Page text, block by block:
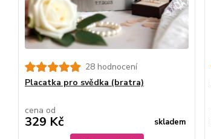
28 hodnocení
Placatka pro svědka (bratra)
cena od
329 Kč skladem